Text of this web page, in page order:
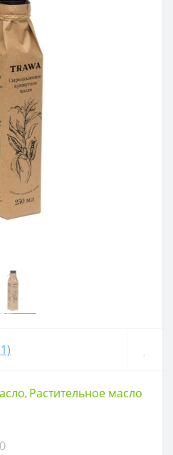
, Растительное масло